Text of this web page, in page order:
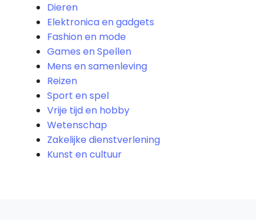
Dieren
Elektronica en gadgets
Fashion en mode
Games en Spellen
Mens en samenleving
Reizen
Sport en spel
Vrije tijd en hobby
Wetenschap
Zakelijke dienstverlening
Kunst en cultuur